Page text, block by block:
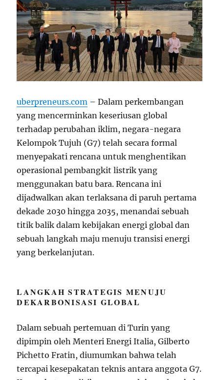
uberpreneurs.com – Dalam perkembangan
yang mencerminkan keseriusan global
terhadap perubahan iklim, negara-negara
Kelompok Tujuh (G7) telah secara formal
menyepakati rencana untuk menghentikan
operasional pembangkit listrik yang
menggunakan batu bara. Rencana ini
dijadwalkan akan terlaksana di paruh pertama
dekade 2030 hingga 2035, menandai sebuah
titik balik dalam kebijakan energi global dan
sebuah langkah maju menuju transisi energi
yang berkelanjutan.
LANGKAH STRATEGIS MENUJU
DEKARBONISASI GLOBAL
Dalam sebuah pertemuan di Turin yang
dipimpin oleh Menteri Energi Italia, Gilberto
Pichetto Fratin, diumumkan bahwa telah
tercapai kesepakatan teknis antara anggota G7.